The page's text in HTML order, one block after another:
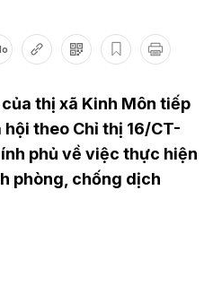
thị xã Kinh Môn tiếp
theo Chỉ thị 16/CT-
phủ về việc thực hiện
phòng, chống dịch